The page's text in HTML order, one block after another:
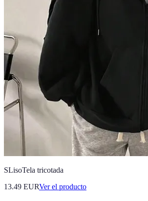
SLisoTela tricotada
13.49 EURVer el producto